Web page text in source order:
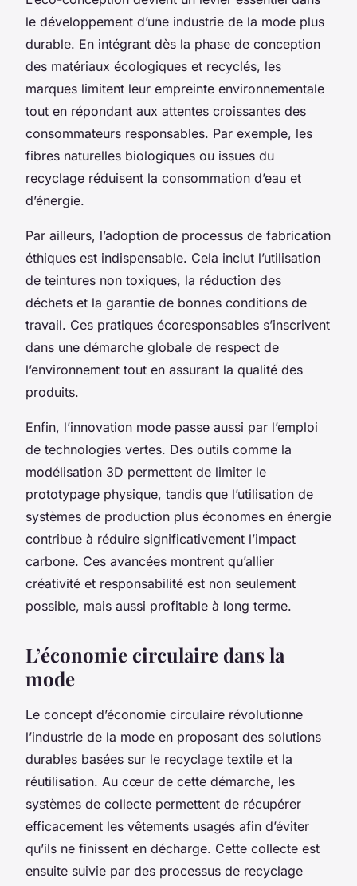
le développement d’une industrie de la mode plus
durable. En intégrant dès la phase de conception
des matériaux écologiques et recyclés, les
marques limitent leur empreinte environnementale
tout en répondant aux attentes croissantes des
consommateurs responsables. Par exemple, les
fibres naturelles biologiques ou issues du
recyclage réduisent la consommation d’eau et
d’énergie.
Par ailleurs, l’adoption de processus de fabrication
éthiques est indispensable. Cela inclut l’utilisation
de teintures non toxiques, la réduction des
déchets et la garantie de bonnes conditions de
travail. Ces pratiques écoresponsables s’inscrivent
dans une démarche globale de respect de
l’environnement tout en assurant la qualité des
produits.
Enfin, l’innovation mode passe aussi par l’emploi
de technologies vertes. Des outils comme la
modélisation 3D permettent de limiter le
prototypage physique, tandis que l’utilisation de
systèmes de production plus économes en énergie
contribue à réduire significativement l’impact
carbone. Ces avancées montrent qu’allier
créativité et responsabilité est non seulement
possible, mais aussi profitable à long terme.
L’économie circulaire dans la
mode
Le concept d’économie circulaire révolutionne
l’industrie de la mode en proposant des solutions
durables basées sur le recyclage textile et la
réutilisation. Au cœur de cette démarche, les
systèmes de collecte permettent de récupérer
efficacement les vêtements usagés afin d’éviter
qu’ils ne finissent en décharge. Cette collecte est
ensuite suivie par des processus de recyclage